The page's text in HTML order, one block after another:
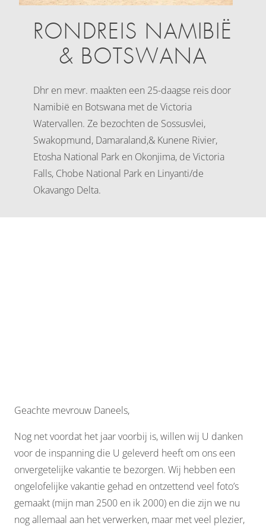
RONDREIS NAMIBIË
& BOTSWANA
Dhr en mevr. maakten een 25-daagse reis door
Namibië en Botswana met de Victoria
Watervallen. Ze bezochten de Sossusvlei,
Swakopmund, Damaraland,& Kunene Rivier,
Etosha National Park en Okonjima, de Victoria
Falls, Chobe National Park en Linyanti/de
Okavango Delta.
Geachte mevrouw Daneels,
Nog net voordat het jaar voorbij is, willen wij U danken
voor de inspanning die U geleverd heeft om ons een
onvergetelijke vakantie te bezorgen. Wij hebben een
ongelofelijke vakantie gehad en ontzettend veel foto’s
gemaakt (mijn man 2500 en ik 2000) en die zijn we nu
nog allemaal aan het verwerken, maar met veel plezier,